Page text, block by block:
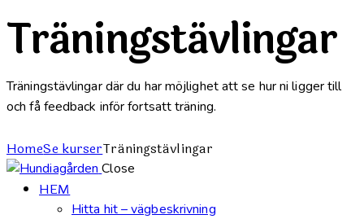
Träningstävlingar
Träningstävlingar där du har möjlighet att se hur ni ligger till
och få feedback inför fortsatt träning.
HomeSe kurserTräningstävlingar
Close
HEM
Hitta hit – vägbeskrivning